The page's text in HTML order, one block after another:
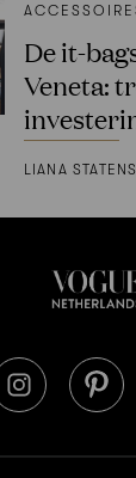
De it-
Veneta:
LIANA